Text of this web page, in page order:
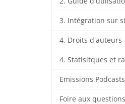
4. Droits d'auteurs
Emissions Podcasts